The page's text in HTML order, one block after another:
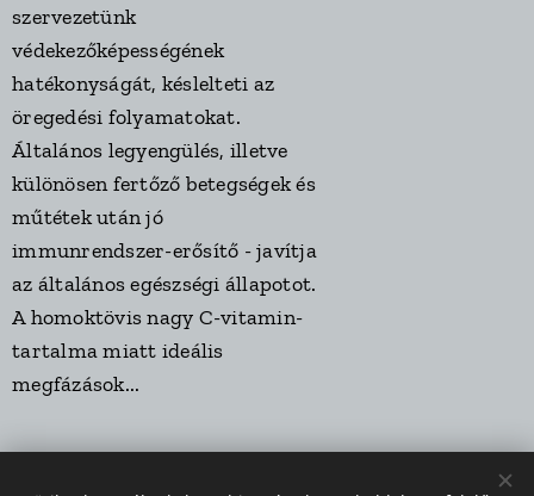
szervezetünk
védekezőképességének
hatékonyságát, késlelteti az
öregedési folyamatokat.
Általános legyengülés, illetve
különösen fertőző betegségek és
műtétek után jó
immunrendszer-erősítő - javítja
az általános egészségi állapotot.
A homoktövis nagy C-vitamin-
tartalma miatt ideális
megfázások...